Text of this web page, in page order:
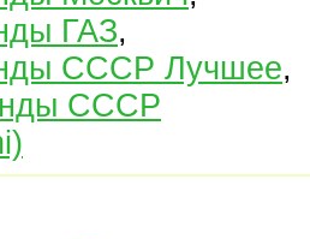
ГАЗ,
СССР Лучшее,
СССР